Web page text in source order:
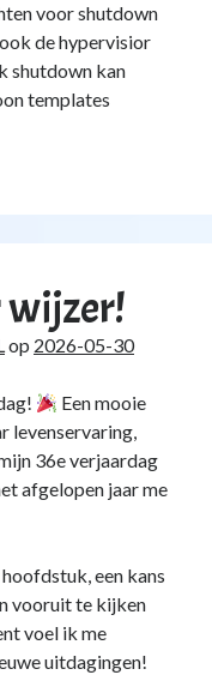
voor shutdown
de hypervisior
shutdown kan
templates
wijzer!
op 2026-05-30
Een mooie
levenservaring,
36e verjaardag
afgelopen jaar me
een kans
vooruit te kijken
voel ik me
uitdagingen!